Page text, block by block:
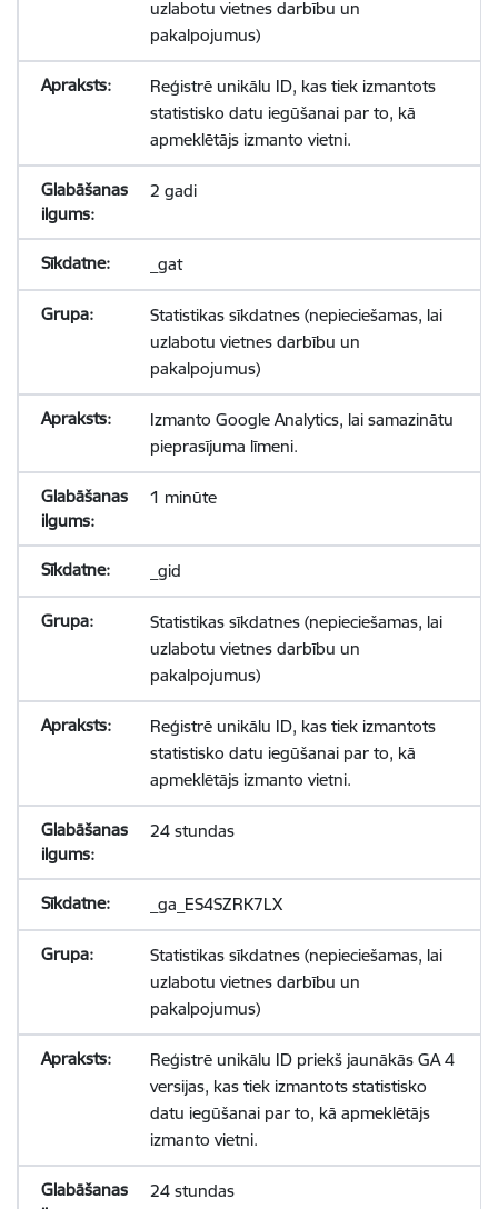
uzlabotu vietnes darbību un
pakalpojumus)
Reģistrē unikālu ID, kas tiek izmantots
statistisko datu iegūšanai par to, kā
apmeklētājs izmanto vietni.
2 gadi
_gat
Statistikas sīkdatnes (nepieciešamas, lai
uzlabotu vietnes darbību un
pakalpojumus)
Izmanto Google Analytics, lai samazinātu
pieprasījuma līmeni.
1 minūte
_gid
Statistikas sīkdatnes (nepieciešamas, lai
uzlabotu vietnes darbību un
pakalpojumus)
Reģistrē unikālu ID, kas tiek izmantots
statistisko datu iegūšanai par to, kā
apmeklētājs izmanto vietni.
24 stundas
_ga_ES4SZRK7LX
Statistikas sīkdatnes (nepieciešamas, lai
uzlabotu vietnes darbību un
pakalpojumus)
Reģistrē unikālu ID priekš jaunākās GA 4
versijas, kas tiek izmantots statistisko
datu iegūšanai par to, kā apmeklētājs
izmanto vietni.
24 stundas